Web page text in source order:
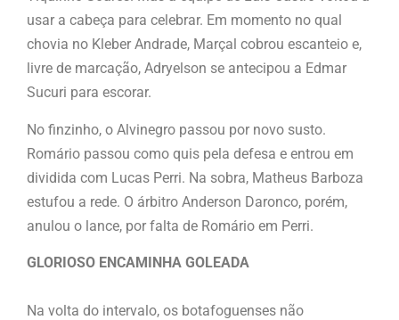
usar a cabeça para celebrar. Em momento no qual
chovia no Kleber Andrade, Marçal cobrou escanteio e,
livre de marcação, Adryelson se antecipou a Edmar
Sucuri para escorar.
No finzinho, o Alvinegro passou por novo susto.
Romário passou como quis pela defesa e entrou em
dividida com Lucas Perri. Na sobra, Matheus Barboza
estufou a rede. O árbitro Anderson Daronco, porém,
anulou o lance, por falta de Romário em Perri.
GLORIOSO ENCAMINHA GOLEADA
Na volta do intervalo, os botafoguenses não